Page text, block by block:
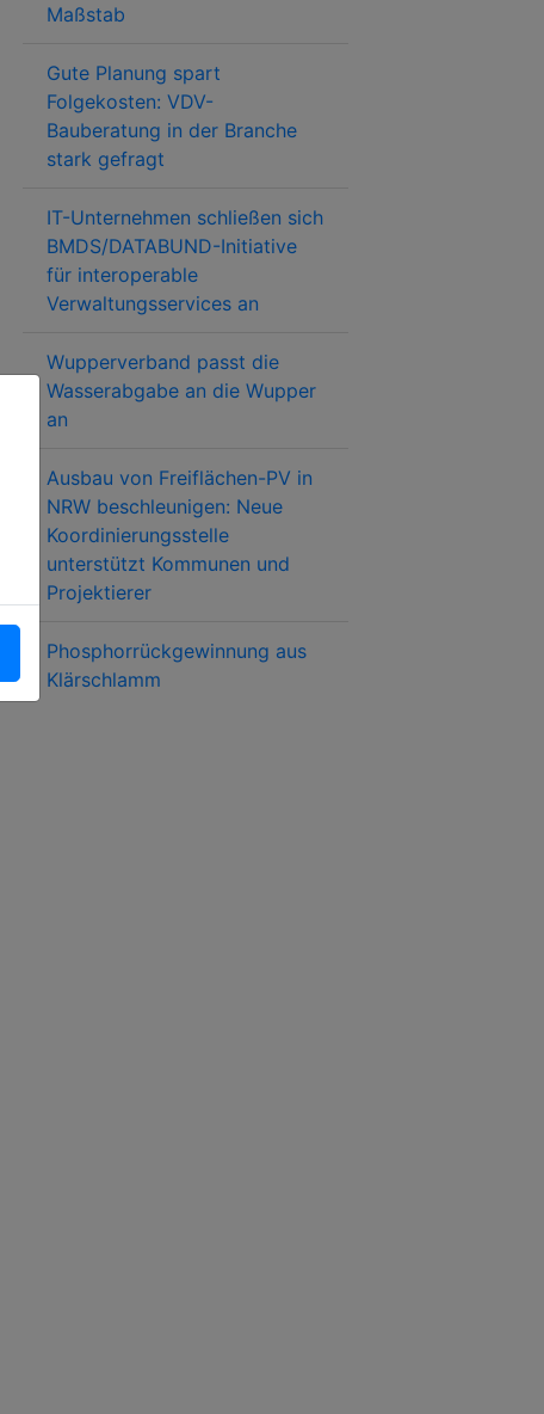
Maßstab
Gute Planung spart
Folgekosten: VDV-
Bauberatung in der Branche
stark gefragt
IT-Unternehmen schließen sich
BMDS/DATABUND-Initiative
für interoperable
Verwaltungsservices an
Wupperverband passt die
Wasserabgabe an die Wupper
an
Ausbau von Freiflächen-PV in
NRW beschleunigen: Neue
Koordinierungsstelle
unterstützt Kommunen und
Projektierer
Phosphorrückgewinnung aus
Klärschlamm